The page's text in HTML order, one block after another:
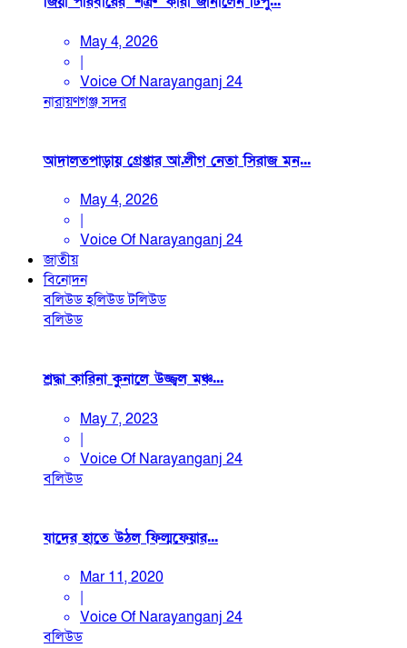
May 4, 2026
|
Voice Of Narayanganj 24
নারায়ণগঞ্জ সদর
আদালতপাড়ায় গ্রেপ্তার আ.লীগ নেতা সিরাজ মন...
May 4, 2026
|
Voice Of Narayanganj 24
জাতীয়
বিনোদন
বলিউডহলিউডটলিউড
বলিউড
শ্রদ্ধা কারিনা কুনালে উজ্জ্বল মঞ্চ...
May 7, 2023
|
Voice Of Narayanganj 24
বলিউড
যাদের হাতে উঠল ফিল্মফেয়ার...
Mar 11, 2020
|
Voice Of Narayanganj 24
বলিউড